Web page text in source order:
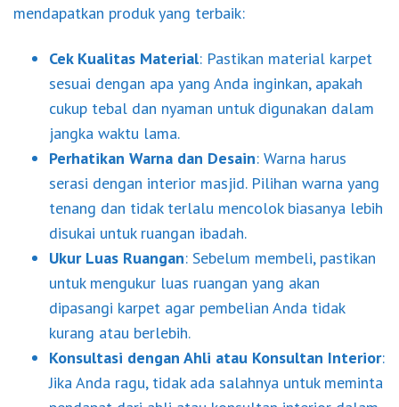
mendapatkan produk yang terbaik:
Cek Kualitas Material: Pastikan material karpet
sesuai dengan apa yang Anda inginkan, apakah
cukup tebal dan nyaman untuk digunakan dalam
jangka waktu lama.
Perhatikan Warna dan Desain: Warna harus
serasi dengan interior masjid. Pilihan warna yang
tenang dan tidak terlalu mencolok biasanya lebih
disukai untuk ruangan ibadah.
Ukur Luas Ruangan: Sebelum membeli, pastikan
untuk mengukur luas ruangan yang akan
dipasangi karpet agar pembelian Anda tidak
kurang atau berlebih.
Konsultasi dengan Ahli atau Konsultan Interior:
Jika Anda ragu, tidak ada salahnya untuk meminta